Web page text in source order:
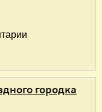
о
городка